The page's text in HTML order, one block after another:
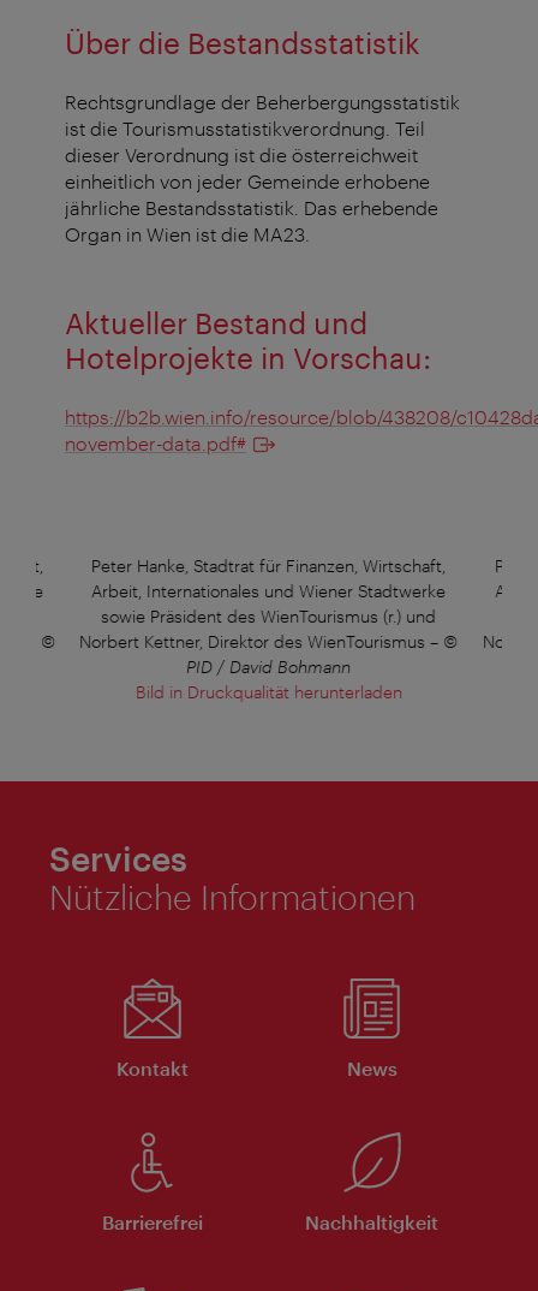
Über die Bestandsstatistik
Rechtsgrundlage der Beherbergungsstatistik
ist die Tourismusstatistikverordnung. Teil
dieser Verordnung ist die österreichweit
einheitlich von jeder Gemeinde erhobene
jährliche Bestandsstatistik. Das erhebende
Organ in Wien ist die MA23.
Aktueller Bestand und
Hotelprojekte in Vorschau:
https://b2b.wien.info/resource/blob/438208/
november-data.pdf#
©
Peter Hanke, Stadtrat für Finanzen, Wirtschaft,
Arbeit, Internationales und Wiener Stadtwerke
sowie Präsident des WienTourismus (r.) und
Norbert Kettner, Direktor des WienTourismus – ©
PID / David Bohmann
Bild in Druckqualität herunterladen
Services
Nützliche Informationen
Kontakt News
Barrierefrei Nachhaltigkeit